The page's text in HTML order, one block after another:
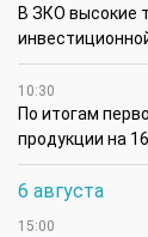
В ЗКО высокие
10:30
По итогам
продукции на
6 августа
15:00